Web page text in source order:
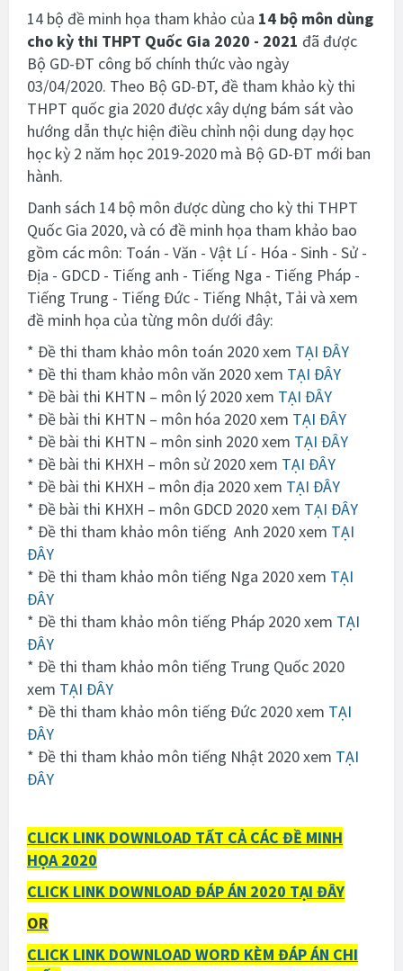
14 bộ đề minh họa tham khảo của 14 bộ môn dùng
cho kỳ thi THPT Quốc Gia 2020 - 2021 đã được
Bộ GD-ĐT công bố chính thức vào ngày
03/04/2020. Theo Bộ GD-ĐT, đề tham khảo kỳ thi
THPT quốc gia 2020 được xây dựng bám sát vào
hướng dẫn thực hiện điều chỉnh nội dung dạy học
học kỳ 2 năm học 2019-2020 mà Bộ GD-ĐT mới ban
hành.
Danh sách 14 bộ môn được dùng cho kỳ thi THPT
Quốc Gia 2020, và có đề minh họa tham khảo bao
gồm các môn: Toán - Văn - Vật Lí - Hóa - Sinh - Sử -
Địa - GDCD - Tiếng anh - Tiếng Nga - Tiếng Pháp -
Tiếng Trung - Tiếng Đức - Tiếng Nhật, Tải và xem
đề minh họa của từng môn dưới đây:
* Đề thi tham khảo môn toán 2020 xem TẠI ĐÂY
* Đề thi tham khảo môn văn 2020 xem TẠI ĐÂY
* Đề bài thi KHTN – môn lý 2020 xem TẠI ĐÂY
* Đề bài thi KHTN – môn hóa 2020 xem TẠI ĐÂY
* Đề bài thi KHTN – môn sinh 2020 xem TẠI ĐÂY
* Đề bài thi KHXH – môn sử 2020 xem TẠI ĐÂY
* Đề bài thi KHXH – môn địa 2020 xem TẠI ĐÂY
* Đề bài thi KHXH – môn GDCD 2020 xem TẠI ĐÂY
* Đề thi tham khảo môn tiếng Anh 2020 xem TẠI
ĐÂY
* Đề thi tham khảo môn tiếng Nga 2020 xem TẠI
ĐÂY
* Đề thi tham khảo môn tiếng Pháp 2020 xem TẠI
ĐÂY
* Đề thi tham khảo môn tiếng Trung Quốc 2020
xem TẠI ĐÂY
* Đề thi tham khảo môn tiếng Đức 2020 xem TẠI
ĐÂY
* Đề thi tham khảo môn tiếng Nhật 2020 xem TẠI
ĐÂY
CLICK LINK DOWNLOAD TẤT CẢ CÁC ĐỀ MINH
HỌA 2020
CLICK LINK DOWNLOAD ĐÁP ÁN 2020 TẠI ĐÂY
OR
CLICK LINK DOWNLOAD WORD KÈM ĐÁP ÁN CHI